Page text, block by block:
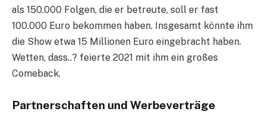
als 150.000 Folgen, die er betreute, soll er fast
100.000 Euro bekommen haben. Insgesamt könnte ihm
die Show etwa 15 Millionen Euro eingebracht haben.
Wetten, dass..? feierte 2021 mit ihm ein großes
Comeback.
Partnerschaften und Werbeverträge